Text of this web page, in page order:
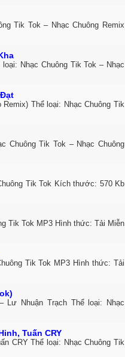
Tik Tok – Nhạc Chuông Remix
Nhạc Chuông Tik Tok – Nhạc
Thể loại: Nhạc Chuông Tik
Chuông Tik Tok – Nhạc Chuông
Tik Tok Kích thước: 570 Kb
Tik Tok MP3 Hình thức: Tải Miễn
Tik Tok MP3 Hình thức: Tải
Lư Nhuận Trạch Thể loại: Nhạc
Tuấn CRY
CRY Thể loại: Nhạc Chuông Tik